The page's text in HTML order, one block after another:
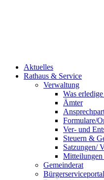
Aktuelles
Rathaus & Service
Verwaltung
Was
Ämter
Formulare/
Ver- und
Steuern &
Satzungen/
Mitteilungen
Gemeinderat
Bürgerserviceportal